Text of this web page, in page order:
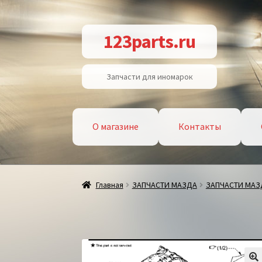
Перейти
к
навигации
Перейти
к
содержимому
123parts.ru
Запчасти для иномарок
О магазине Контакты
Главная ЗАПЧАСТИ МАЗДА ЗАПЧАСТИ